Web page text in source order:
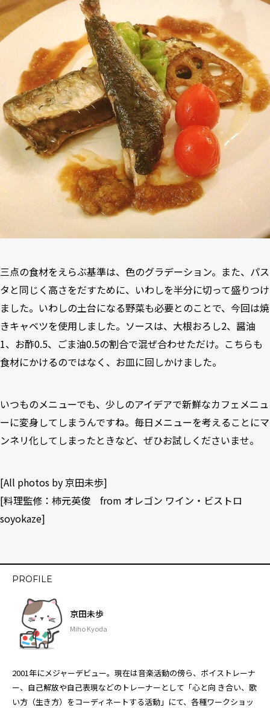
三点の食材をえらぶ基準は、色のグラデーション。また、パス
タと同じく高さをだすために、いわしを半分に切って盛りつけ
ました。いわしの土台になる野菜も必要とのことで、今回は焼
きキャベツを使用しました。ソースは、大根おろし2、醤油
1、お酢0.5、ごま油0.5の割合で混ぜ合わせただけ。こちらも
食材にかけるのではなく、お皿に回しかけました。
いつものメニューでも、少しのアイデアで新鮮なカフェメニュ
ーに変身してしまうんですね。毎日メニューを考えることにマ
ンネリ化してしまったときなど、ぜひお試しくださいませ。
[All photos by 京田未歩]
[料理監修：柿元英俊 from オレゴン ワイン・ビストロ
soyokaze]
PROFILE
京田未歩
Miho Kyoda
2001年にメジャーデビュー。現在は音楽活動の傍ら、ボイストレーナ
ー、自己解放や自己表現などのトレーナーとして「心と向 き合い、歌
い方（生き方）をコーディネートする活動」にて、各種ワークショッ